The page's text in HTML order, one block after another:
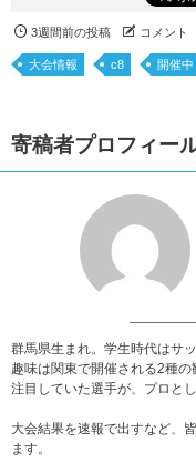
3週間前の投稿 コメント
大会情報 c8 開催中
寄稿者プロフィー
群馬県生まれ。学生時代はサ
趣味は関東で開催される2種の
注目していた選手が、プロと
大会結果を速報で出すなど、
ます。